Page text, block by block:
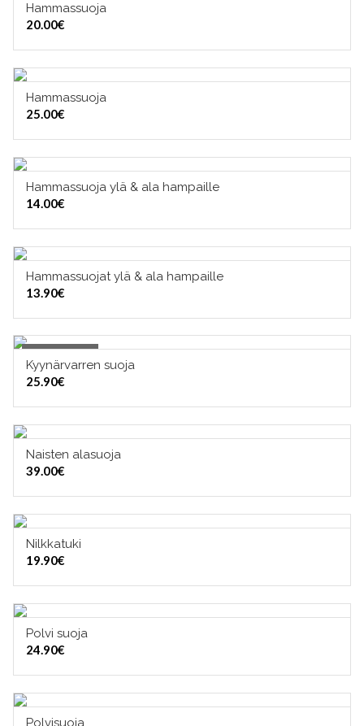
Hammassuoja
20.00€
Hammassuoja
25.00€
VALITSE VAIHTOEHDOISTA
Hammassuoja ylä & ala hampaille
14.00€
VALITSE VAIHTOEHDOISTA
Hammassuojat ylä & ala hampaille
13.90€
Out of Stock
Kyynärvarren suoja
25.90€
Naisten alasuoja
39.00€
Nilkkatuki
19.90€
Polvi suoja
24.90€
Polvisuoja